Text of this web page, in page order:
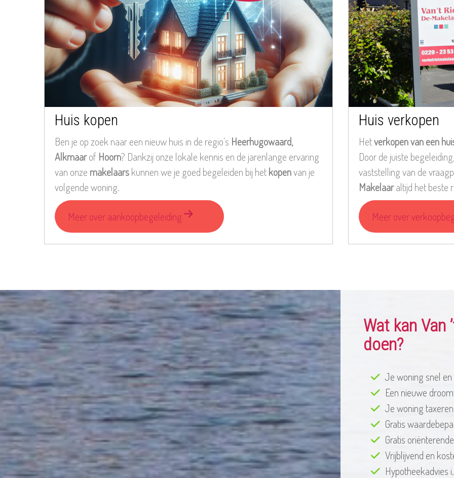
Huis kopen
Ben je op zoek naar een nieuw huis in de regio’s Heerhugowaard,
Alkmaarof Hoorn? Dankzij onze lokale kennis en de jarenlange ervaring
van onze makelaarskunnen we je goed begeleiden bij hetkopenvan je
volgende woning.
Meer over aankoopbegeleiding
Huis verkopen
Hetverkopen van een
Door de juiste
vaststelling van de
Makelaaraltijd het beste
Meer over
Wat kan Van
doen?
Je woning snel
Een nieuwe
Je woning taxeren
Gratis
Gratis
Vrijblijvend en
Hypotheekadvies